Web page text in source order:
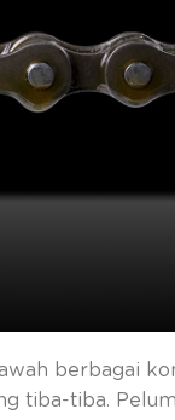
berbagai
tiba-tiba.